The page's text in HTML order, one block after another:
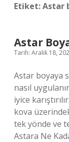
Etiket:Astar
Astar
Tarih: Aralık 18,
Astar boyaya
nasıl
iyice
kova
tek yönde ve
Astara Ne